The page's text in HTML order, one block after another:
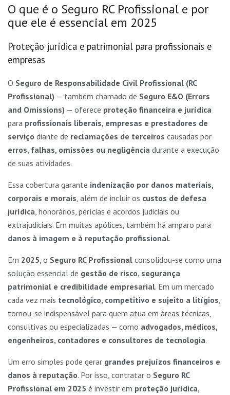
O que é o Seguro RC Profissional e por
que ele é essencial em 2025
Proteção jurídica e patrimonial para profissionais e
empresas
O Seguro de Responsabilidade Civil Profissional (RC
Profissional) — também chamado de Seguro E&O (Errors
and Omissions) — oferece proteção financeira e jurídica
para profissionais liberais, empresas e prestadores de
serviço diante de reclamações de terceiros causadas por
erros, falhas, omissões ou negligência durante a execução
de suas atividades.
Essa cobertura garante indenização por danos materiais,
corporais e morais , além de incluir os custos de defesa
jurídica , honorários, perícias e acordos judiciais ou
extrajudiciais. Em muitas apólices, também há amparo para
danos à imagem e à reputação profissional.
Em 2025 , o Seguro RC Profissional consolidou-se como uma
solução essencial de gestão de risco, segurança
patrimonial e credibilidade empresarial. Em um mercado
cada vez mais tecnológico, competitivo e sujeito a litígios
tornou-se indispensável para quem atua em áreas técnicas,
consultivas ou especializadas — como advogados, médicos,
engenheiros, contadores e consultores de tecnologia.
Um erro simples pode gerar grandes prejuízos financeiros e
danos à reputação. Por isso, contratar o Seguro RC
Profissional em 2025 é investir em proteção jurídica,